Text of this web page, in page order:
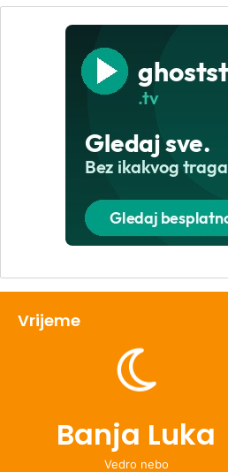
Vrijeme
Banja Luka
Vedro nebo